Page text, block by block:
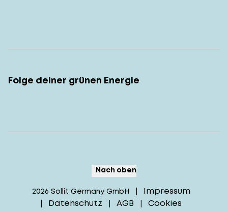
Folge deiner grünen Energie
Nach oben
2026 Sollit Germany GmbH | Impressum
| Datenschutz | AGB | Cookies